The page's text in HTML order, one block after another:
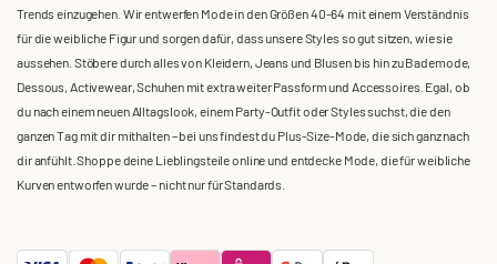
Trends einzugehen. Wir entwerfen Mode in den Größen 40-64 mit einem Verständnis
für die weibliche Figur und sorgen dafür, dass unsere Styles so gut sitzen, wie sie
aussehen. Stöbere durch alles von Kleidern, Jeans und Blusen bis hin zu Bademode,
Dessous, Activewear, Schuhen mit extra weiter Passform und Accessoires. Egal, ob
du nach einem neuen Alltagslook, einem Party-Outfit oder Styles suchst, die den
ganzen Tag mit dir mithalten – bei uns findest du Plus-Size-Mode, die sich ganz nach
dir anfühlt. Shoppe deine Lieblingsteile online und entdecke Mode, die für weibliche
Kurven entworfen wurde – nicht nur für Standards.